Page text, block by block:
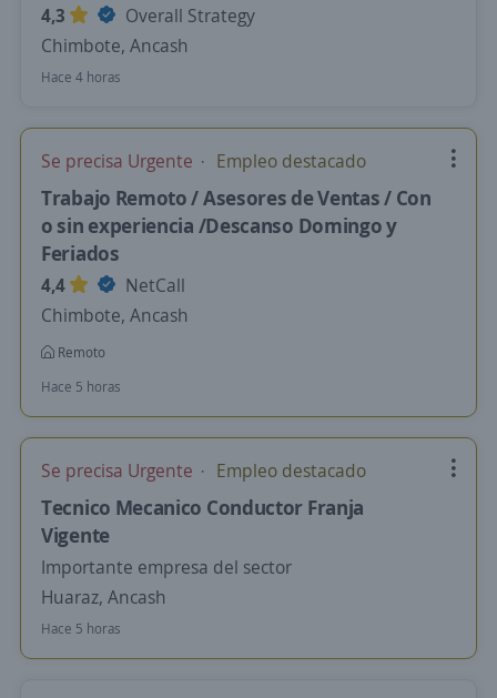
4,3
Overall Strategy
Chimbote, Ancash
Hace 4 horas
Se precisa Urgente Empleo destacado
Trabajo Remoto / Asesores de Ventas / Con
o sin experiencia /Descanso Domingo y
Feriados
4,4
NetCall
Chimbote, Ancash
Remoto
Hace 5 horas
Se precisa Urgente Empleo destacado
Tecnico Mecanico Conductor Franja
Vigente
Importante empresa del sector
Huaraz, Ancash
Hace 5 horas